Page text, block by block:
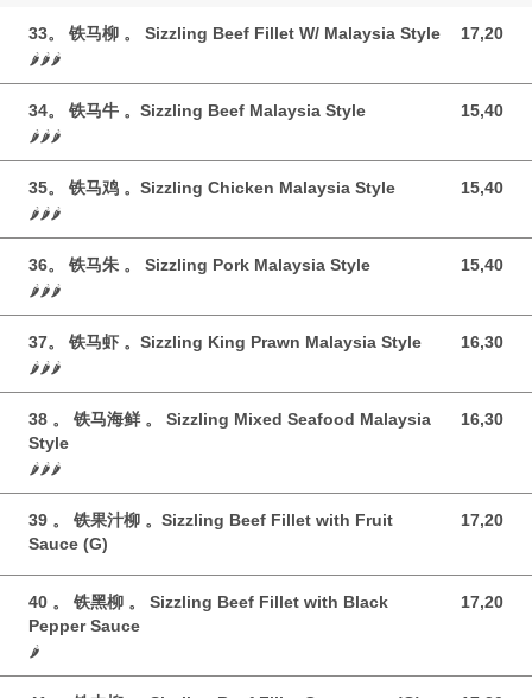
33。 铁马柳 。 Sizzling Beef Fillet W/ Malaysia Style 17,20
17,20 GBP
🌶️🌶️🌶️
34。 铁马牛 。Sizzling Beef Malaysia Style 15,40
15,40 GBP
🌶️🌶️🌶️
35。 铁马鸡 。Sizzling Chicken Malaysia Style 15,40
15,40 GBP
🌶️🌶️🌶️
36。 铁马朱 。 Sizzling Pork Malaysia Style 15,40
15,40 GBP
🌶️🌶️🌶️
37。 铁马虾 。Sizzling King Prawn Malaysia Style 16,30
16,30 GBP
🌶️🌶️🌶️
38 。 铁马海鲜 。 Sizzling Mixed Seafood Malaysia
Style
16,30
16,30 GBP
🌶️🌶️🌶️
39 。 铁果汁柳 。Sizzling Beef Fillet with Fruit
Sauce (G)
17,20
17,20 GBP
40 。 铁黑柳 。 Sizzling Beef Fillet with Black
Pepper Sauce
17,20
17,20 GBP
🌶️